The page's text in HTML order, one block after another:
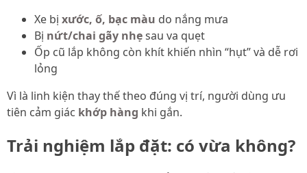
Xe bị xước, ố, bạc màu do nắng mưa
Bị nứt/chai gãy nhẹsau va quẹt
Ốp cũ lắp không còn khít khiến nhìn “hụt” và dễ rơi
lỏng
Vì là linh kiện thay thế theo đúng vị trí, người dùng ưu
tiên cảm giác khớp hàng khi gắn.
Trải nghiệm lắp đặt: có vừa không?